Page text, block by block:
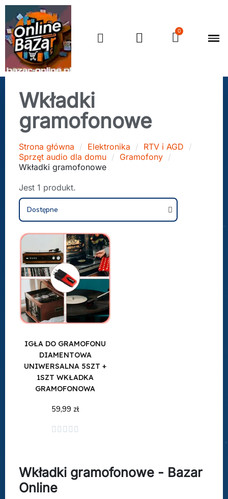
Wkładki
gramofonowe
Strona główna Elektronika
RTV i AGD
Sprzęt audio dla domu
Gramofony
Wkładki gramofonowe
Jest 1 produkt.
IGŁA DO GRAMOFONU
DIAMENTOWA
UNIWERSALNA 5SZT +
1SZT WKŁADKA
GRAMOFONOWA
59,99 zł
    
Dodaj do koszyka
Wkładki gramofonowe - Bazar
Online